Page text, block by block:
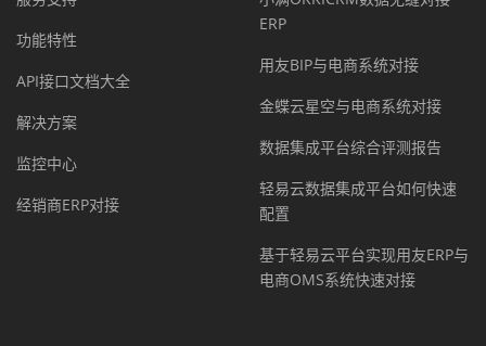
功能特性
API接口文档大全
解决方案
监控中心
经销商ERP对接
ERP
用友BIP与电商系统对接
金蝶云星空与电商系统对接
数据集成平台综合评测报告
轻易云数据集成平台如何快速
配置
基于轻易云平台实现用友ERP与
电商OMS系统快速对接